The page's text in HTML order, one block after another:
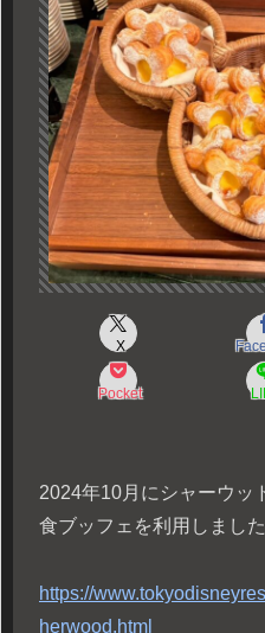
X
Pocket
2024年10月にシャーウッ
食ブッフェを利用しました
https://
herwood.html